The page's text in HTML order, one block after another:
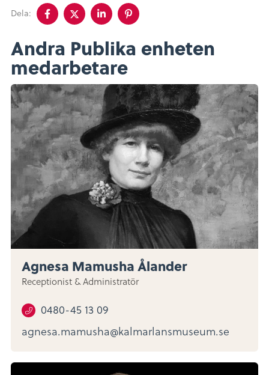
Dela:
Dela
på
facebook
Dela
på
twitter
Dela
på
linkedin
på
Andra Publika enheten
medarbetare
Agnesa Mamusha Ålander
Receptionist & Administratör
0480-45 13 09
agnesa.mamusha@kalmarlansmuseum.se